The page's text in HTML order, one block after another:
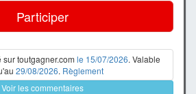
Participer
toutgagner.com le 15/07/2026. Valable
29/08/2026. Règlement
Voir les commentaires